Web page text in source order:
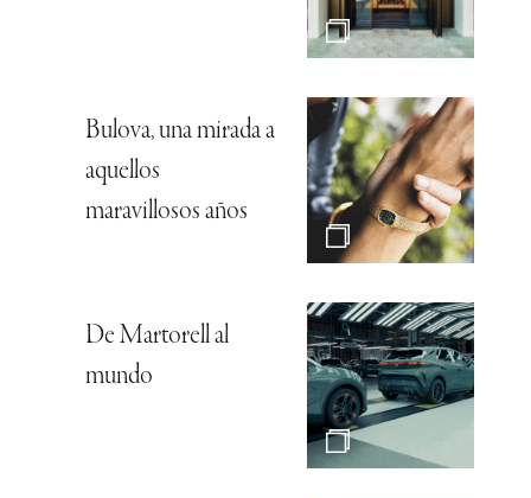
Bulova, una mirada a
aquellos
maravillosos años
De Martorell al
mundo